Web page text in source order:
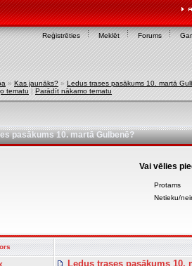
Reģistrēties Meklēt Forums
» Kas jaunāks? » Ledus trases pasākums 10. martā
tematu | Parādīt nākamo tematu
pasākums 10. martā Gulbenē?
Vai vēlies
Protams
Netieku/
Ledus trases pasākums 10.